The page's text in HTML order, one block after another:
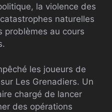
la violence des
naturelles
problèmes au cours
les joueurs de
Les Grenadiers. Un
chargé de lancer
des opérations